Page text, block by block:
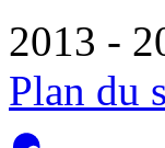
2013 -
Plan du